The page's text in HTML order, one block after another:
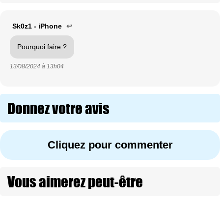
Sk0z1 - iPhone ↩
Pourquoi faire ?
13/08/2024 à 13h04
Donnez votre avis
Cliquez pour commenter
Vous aimerez peut-être